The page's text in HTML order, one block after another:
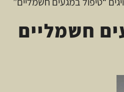
חשמליים